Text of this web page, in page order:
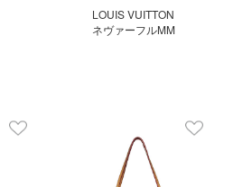
LOUIS VUITTON
ネヴァーフルMM